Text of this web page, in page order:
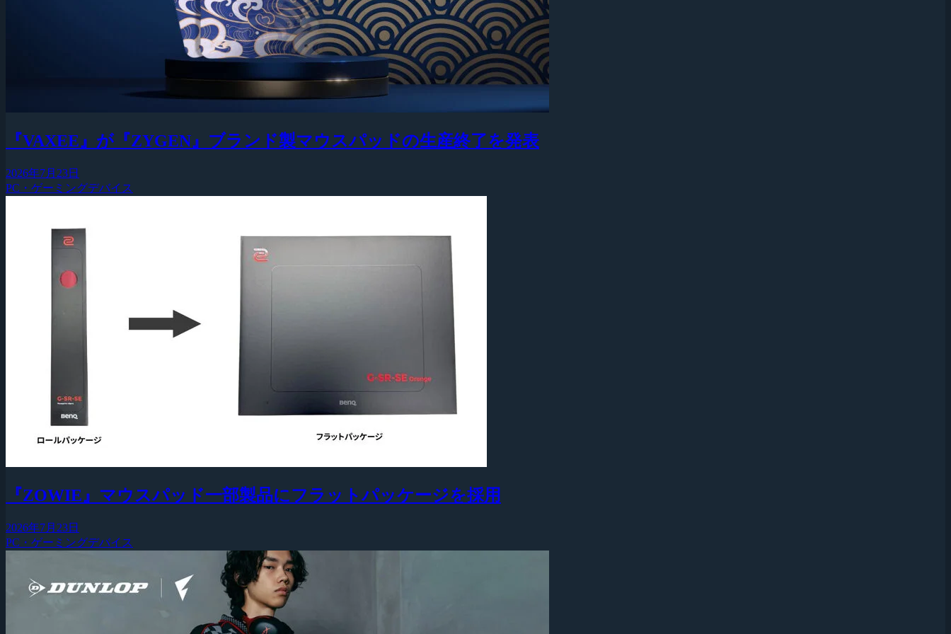
『VAXEE』が『ZYGEN』ブランド製マウスパッドの生産終了を発表
2026年7月23日
PC・ゲーミングデバイス
『ZOWIE』マウスパッド一部製品にフラットパッケージを採用
2026年7月23日
PC・ゲーミングデバイス